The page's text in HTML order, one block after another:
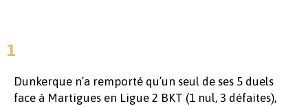
1
Dunkerque n’a remporté qu’un seul de ses 5 duels
face à Martigues en Ligue 2 BKT (1 nul, 3 défaites),